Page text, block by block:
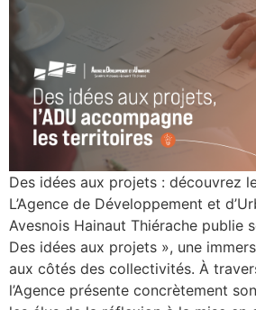
Des idées aux projets : découvrez
L’Agence de Développement et
Avesnois Hainaut Thiérache publie
Des idées aux projets », une
aux côtés des collectivités. À
l’Agence présente concrètement